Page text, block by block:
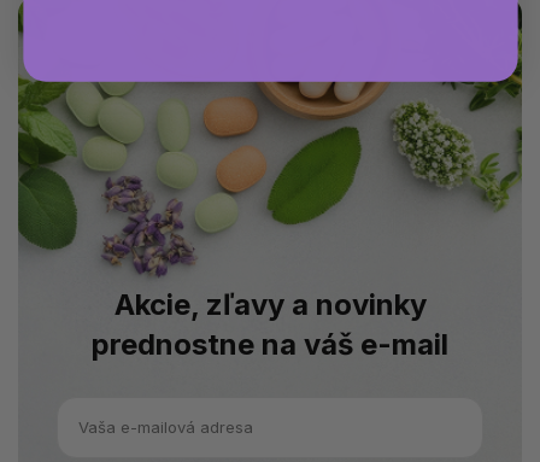
Akcie, zľavy a novinky
prednostne na váš e-mail